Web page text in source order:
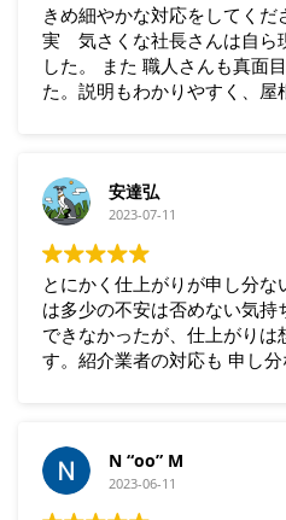
きめ細やかな対応をしてく
実 気さくな社長さんは自ら
した。 また 職人さんも真面
た。説明もわかりやすく、屋
ました。安達弘
2023-07-11
とにかく仕上がりが申し分
は多少の不安は否めない気持
できなかったが、仕上がりは
す。紹介業者の対応も 申し
N “oo” M
2023-06-11